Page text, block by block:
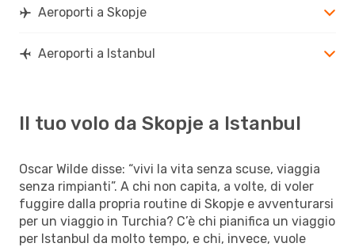
Aeroporti a Skopje
Aeroporti a Istanbul
Il tuo volo da Skopje a Istanbul
Oscar Wilde disse: “vivi la vita senza scuse, viaggia
senza rimpianti”. A chi non capita, a volte, di voler
fuggire dalla propria routine di Skopje e avventurarsi
per un viaggio in Turchia? C’è chi pianifica un viaggio
per Istanbul da molto tempo, e chi, invece, vuole